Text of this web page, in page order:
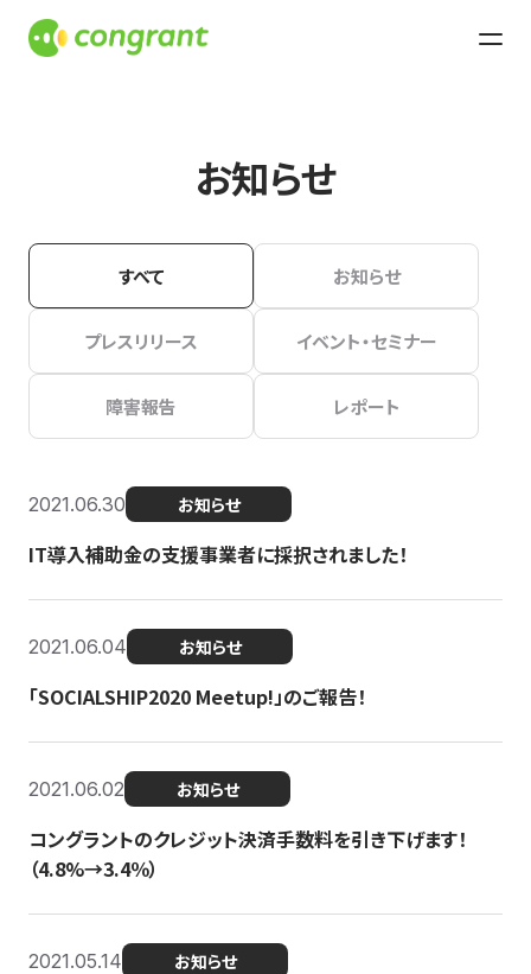
お知らせ
すべて お知らせ
プレスリリース イベント・セミナー
障害報告 レポート
2021.06.30 お知らせ
IT導入補助金の支援事業者に採択されました！
2021.06.04 お知らせ
「SOCIALSHIP2020 Meetup!」のご報告！
2021.06.02 お知らせ
コングラントのクレジット決済手数料を引き下げます！
（4.8%→3.4％）
2021.05.14 お知らせ